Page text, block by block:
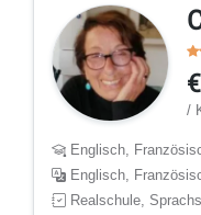
/
Englisch,
Englisch,
Realschule,